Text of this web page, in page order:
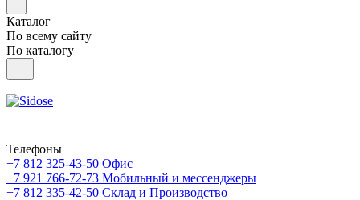
Каталог
По всему сайту
По каталогу
Телефоны
+7 812 325-43-50 Офис
+7 921 766-72-73 Мобильный и мессенджеры
+7 812 335-42-50 Склад и Производство